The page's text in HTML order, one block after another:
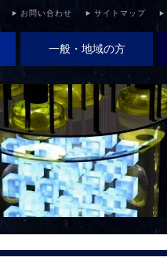
お問い合わせ サイトマップ
一般・地域の方